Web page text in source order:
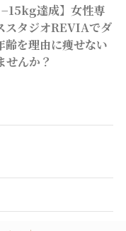
−15kg達成】女性専
スタジオREVIAでダ
齢を理由に痩せない
せんか？